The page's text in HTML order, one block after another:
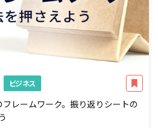
ビジネス
レームワーク。振り返りシートの